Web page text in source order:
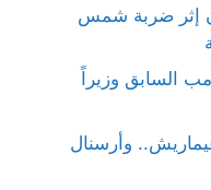
إثر ضربة شمس
السابق وزيراً
وأرسنال